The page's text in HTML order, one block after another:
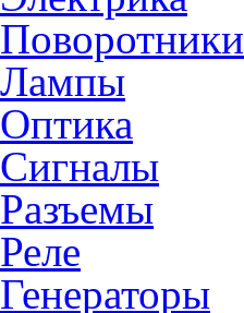
Поворотники
Лампы
Оптика
Сигналы
Разъемы
Реле
Генераторы